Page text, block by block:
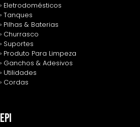
› Eletrodomésticos
› Tanques
› Pilhas & Baterias
› Churrasco
› Suportes
› Produto Para Limpeza
› Ganchos & Adesivos
› Utilidades
› Cordas
EPI